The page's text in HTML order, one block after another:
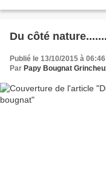
Du côté
Publié le 13/10/2015 à 06:46
Par Papy Bougnat